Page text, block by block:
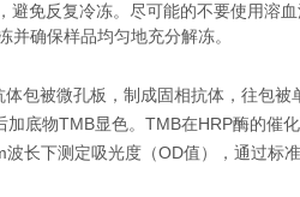
反复冷冻。尽可能的不要使用溶血
确保样品均匀地充分解冻。
体包被微孔板，制成固相抗体，往包被
加底物TMB显色。 TMB在HRP酶的催
波长下测定吸光度（OD值），通过标